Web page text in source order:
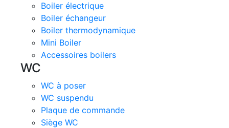
Boiler électrique
Boiler échangeur
Boiler thermodynamique
Mini Boiler
Accessoires boilers
WC
WC à poser
WC suspendu
Plaque de commande
Siège WC